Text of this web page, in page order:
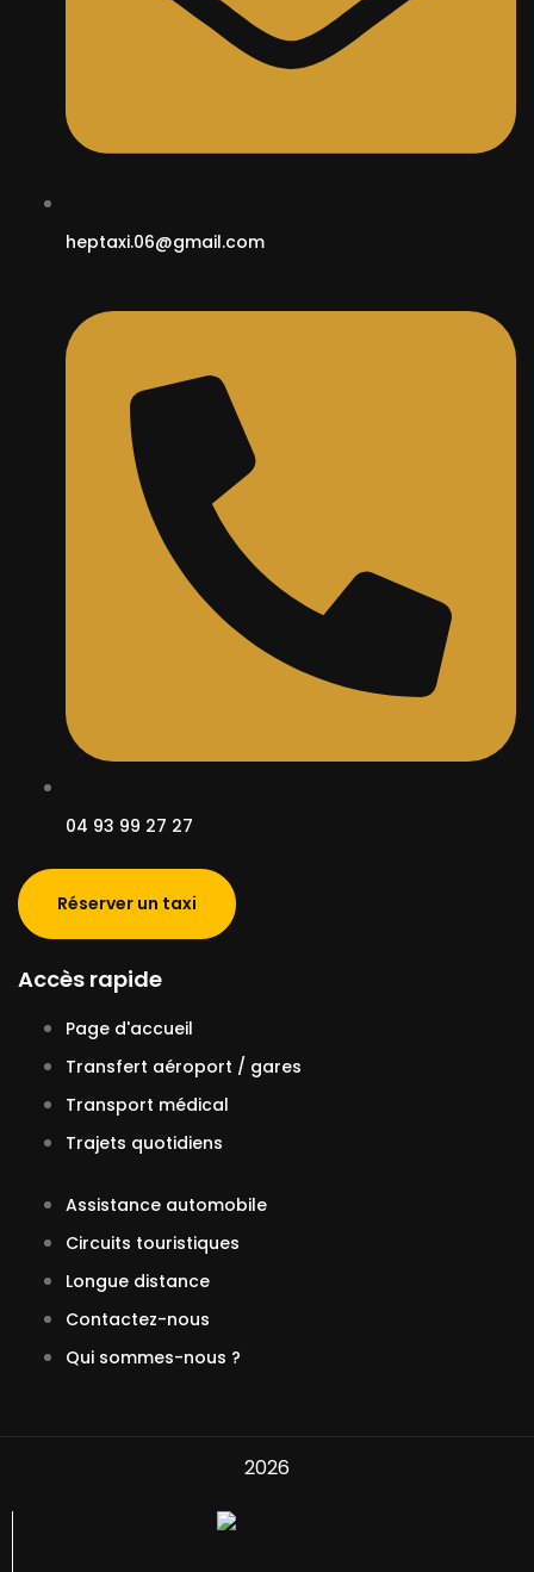
heptaxi.06@gmail.com
04 93 99 27 27
Réserver un taxi
Accès rapide
Page d'accueil
Transfert aéroport / gares
Transport médical
Trajets quotidiens
Assistance automobile
Circuits touristiques
Longue distance
Contactez-nous
Qui sommes-nous ?
2026